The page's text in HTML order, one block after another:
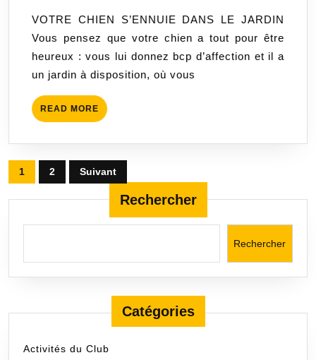
LE
JARDIN
VOTRE CHIEN S’ENNUIE DANS LE JARDIN
Vous pensez que votre chien a tout pour être
heureux : vous lui donnez bcp d’affection et il a
un jardin à disposition, où vous
READ MORE READ
MORE
Pagination
des
1 2 Suivant
Rechercher
Rechercher
Catégories
Activités du Club